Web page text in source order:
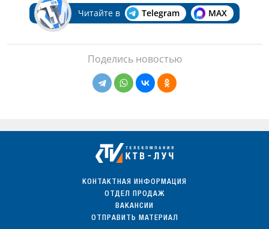
Читайте в Telegram MAX
Поделись новостью
КОНТАКТНАЯ ИНФОРМАЦИЯ
ОТДЕЛ ПРОДАЖ
ВАКАНСИИ
ОТПРАВИТЬ МАТЕРИАЛ